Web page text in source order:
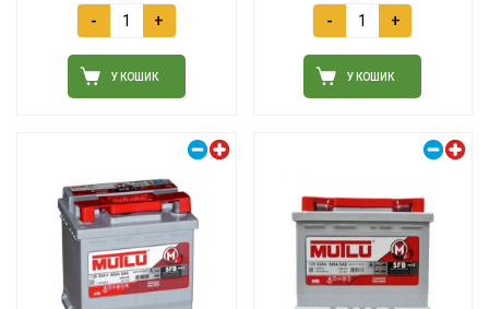
- +
У КОШИК
- +
У КОШИК